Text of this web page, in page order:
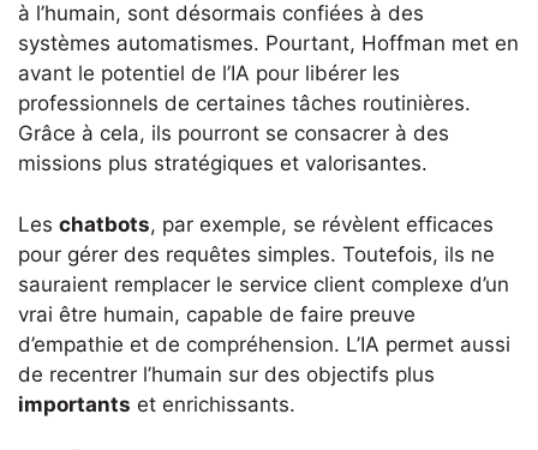
à l’humain, sont désormais confiées à des
systèmes automatismes. Pourtant, Hoffman met en
avant le potentiel de l’IA pour libérer les
professionnels de certaines tâches routinières.
Grâce à cela, ils pourront se consacrer à des
missions plus stratégiques et valorisantes.
Les chatbots, par exemple, se révèlent efficaces
pour gérer des requêtes simples. Toutefois, ils ne
sauraient remplacer le service client complexe d’un
vrai être humain, capable de faire preuve
d’empathie et de compréhension. L’IA permet aussi
de recentrer l’humain sur des objectifs plus
importants et enrichissants.